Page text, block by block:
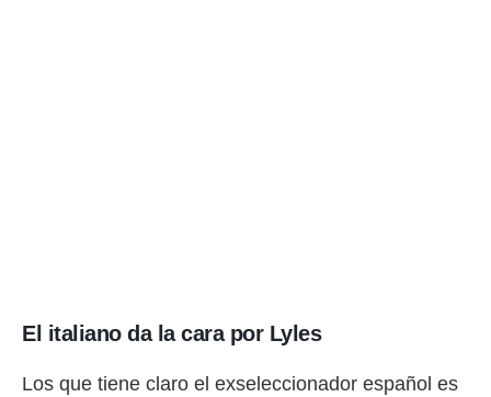
El italiano da la cara por Lyles
Los que tiene claro el exseleccionador español es